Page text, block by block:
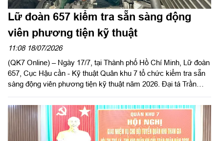
Lữ đoàn 657 kiểm tra sẵn sàng động
viên phương tiện kỹ thuật
11:08 18/07/2026
(QK7 Online) – Ngày 17/7, tại Thành phố Hồ Chí Minh, Lữ đoàn
657, Cục Hậu cần - Kỹ thuật Quân khu 7 tổ chức kiểm tra sẵn
sàng động viên phương tiện kỹ thuật năm 2026. Đại tá Trần